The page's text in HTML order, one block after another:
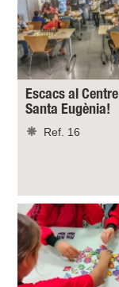
Escacs al
Santa Eugènia!
Ref. 16